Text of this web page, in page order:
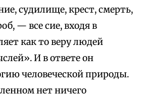
судилище, крест, смерть,
— все сие, входя в
как то веру людей
И в ответе он
человеческой природы.
нет ничего